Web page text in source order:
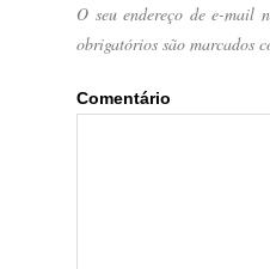
O seu endereço de e-mail
obrigatórios são marcados